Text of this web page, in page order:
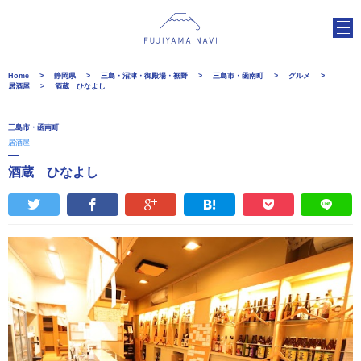
Home 静岡県 三島・沼津・御殿場・裾野 三島市・函南町
グルメ
居酒屋
酒蔵 ひなよし
三島市・函南町
居酒屋
酒蔵 ひなよし